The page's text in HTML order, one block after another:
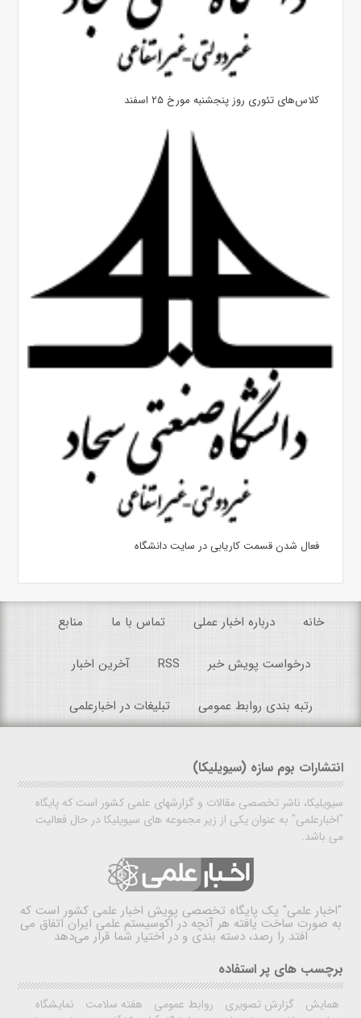
کلاس‌های تئوری روز پنجشنبه مورخ ۲۵ اسفند
فعال شدن قسمت کاریابی در سایت دانشگاه
خانه درباره اخبار عملی تماس با ما منابع
درخواست پویش خبر RSS آخرین اخبار
رتبه بندی روابط عمومی تبلیغات در اخبارعلمی
انتشارات بوم سازه (سیویلیکا)
سیویلیکا، ناشر تخصصی مقالات و گزارشهای علمی کشور است که پایگاه
"اخبارعلمی" به عنوان یکی از زیر مجموعه های سیویلیکا در حال فعالیت
می باشد.
"اخبار علمی" یک پایگاه تخصصی پویش اخبار علمی کشور است که
به صورت ساخت یافته هر آنچه در اکوسیستم علمی ایران اتفاق می
افتد را رصد، دسته بندی و در اختیار شما قرار می‌دهد
برچسب های پر استفاده
همایش گزارش تصویری روابط عمومی هفته سلامت
نمایشگاه